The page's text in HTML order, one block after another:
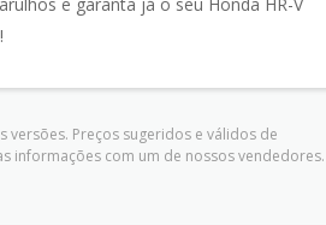
Preços sugeridos e válidos de
informações com um de nossos vendedores.